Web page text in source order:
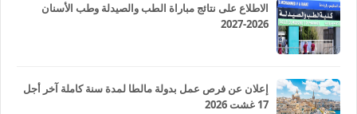
الاطلاع على نتائج مباراة الطب والصيدلة وطب الأسنان
2026-2027
إعلان عن فرص عمل بدولة مالطا لمدة سنة كاملة آخر أجل
17 غشت 2026